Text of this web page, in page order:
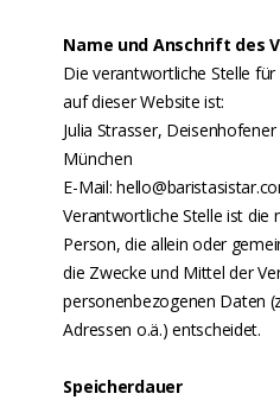
Name und Anschrift des
Die verantwortliche Stelle
auf dieser Website ist:
Julia Strasser,
München
E-Mail:
Verantwortliche Stelle ist die
Person, die allein oder
die Zwecke und Mittel der
personenbezogenen Daten
Adressen o.ä.) entscheidet.
Speicherdauer